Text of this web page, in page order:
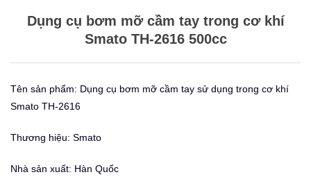
Dụng cụ bơm mỡ cầm tay trong cơ khí
Smato TH-2616 500cc
Tên sản phẩm: Dụng cụ bơm mỡ cầm tay sử dụng trong cơ khí
Smato TH-2616
Thương hiệu: Smato
Nhà sản xuất: Hàn Quốc